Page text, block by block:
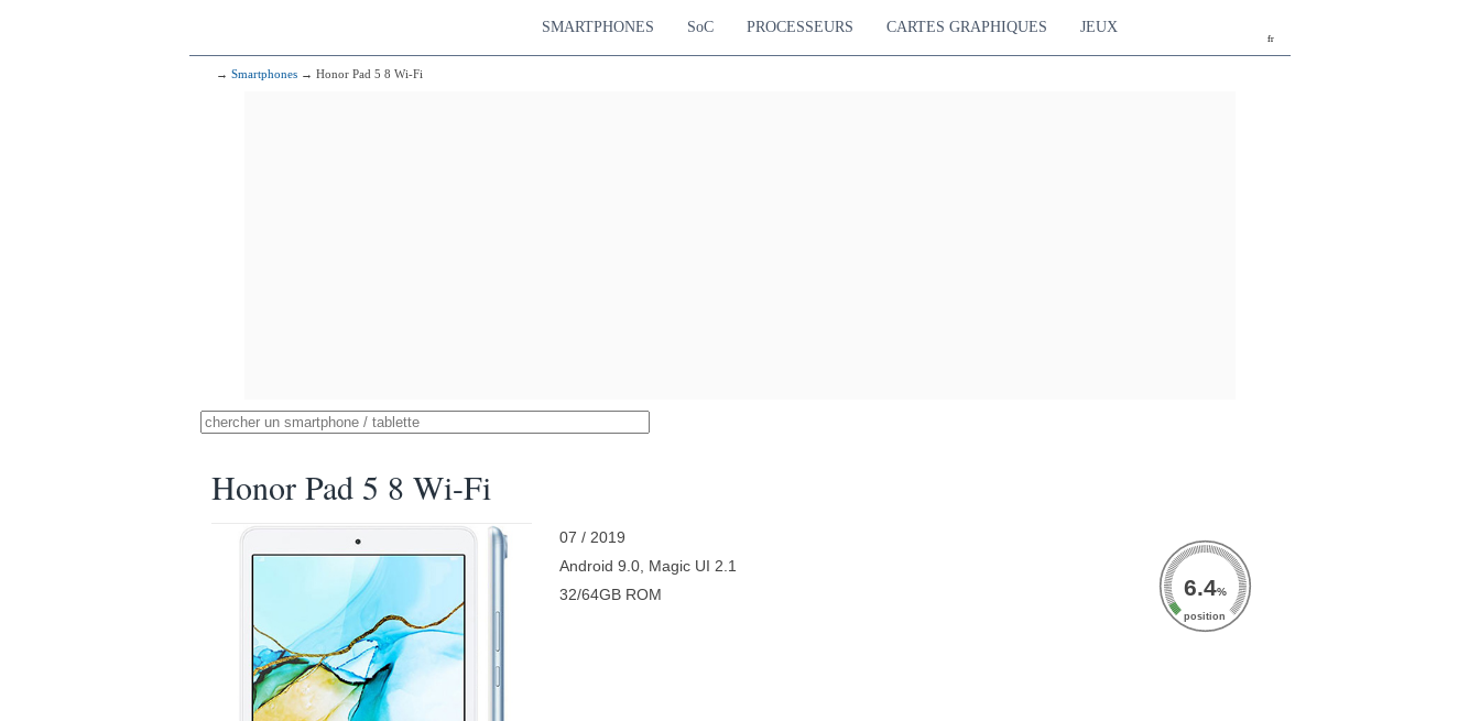
fr
SMARTPHONES SoC PROCESSEURS CARTES GRAPHIQUES JEUX
→ Smartphones → Honor Pad 5 8 Wi-Fi
Honor Pad 5 8 Wi-Fi
07 / 2019
Android 9.0, Magic UI 2.1
32/64GB ROM
6.4%
position